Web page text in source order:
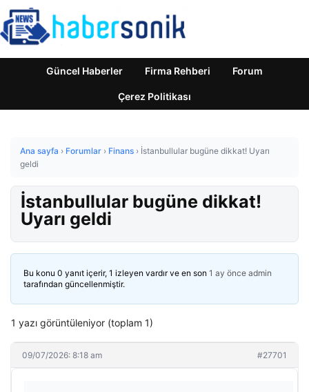
Güncel Haberler Firma Rehberi Forum
Çerez Politikası
Ana sayfa › Forumlar › Finans › İstanbullular bugüne dikkat! Uyarı
geldi
İstanbullular bugüne dikkat!
Uyarı geldi
Bu konu 0 yanıt içerir, 1 izleyen vardır ve en son 1 ay önce admin
tarafından güncellenmiştir.
1 yazı görüntüleniyor (toplam 1)
09/07/2026: 8:18 am #27701